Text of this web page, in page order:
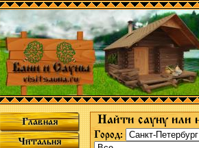
Главная
Читальня
Найти сауну или
Город: